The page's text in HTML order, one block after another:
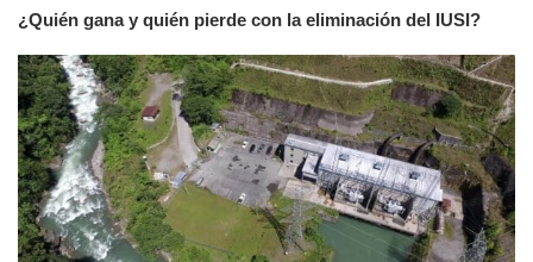
¿Quién gana y quién pierde con la eliminación del IUSI?